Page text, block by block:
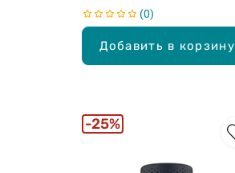
Добавить в корзину
0
25%